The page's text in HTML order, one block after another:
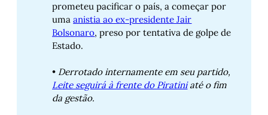
prometeu pacificar o país, a começar por
umaanistia ao ex-presidente Jair
Bolsonaro, preso por tentativa de golpe de
Estado.
•
Leite seguirá à frente do Piratini até o fim
da gestão.